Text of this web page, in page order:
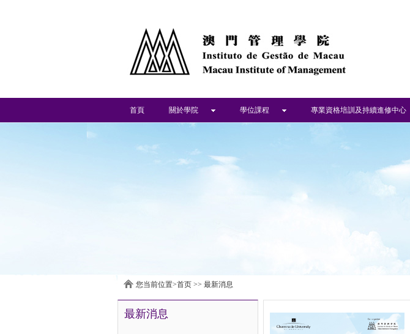
首頁 關於學院 學位課程 專業資格培訓及持續進修中心
您当前位置>首页 >> 最新消息
最新消息